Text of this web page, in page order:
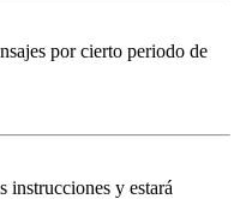
por cierto periodo de
instrucciones y estará